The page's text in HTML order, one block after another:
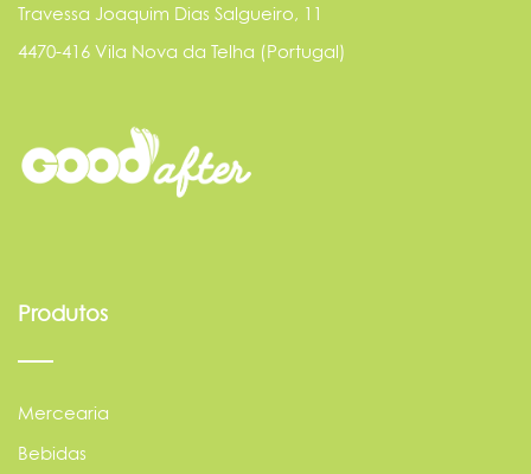
Travessa Joaquim Dias Salgueiro, 11
4470-416 Vila Nova da Telha (Portugal)
Produtos
Mercearia
Bebidas